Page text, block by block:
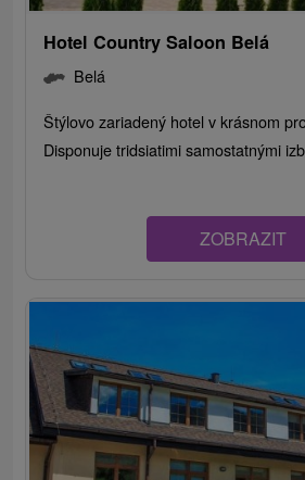
Hotel Country Saloon Belá
Belá
Štýlovo zariadený hotel v krásnom
Disponuje tridsiatimi samostatnými
ZOBRAZIT